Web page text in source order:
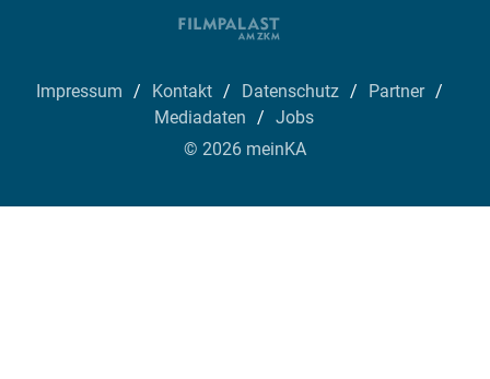
Impressum Kontakt Datenschutz
Partner
Mediadaten
Jobs
© 2026 meinKA